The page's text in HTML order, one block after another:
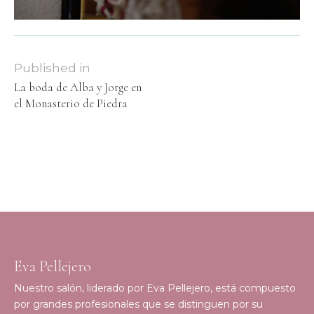
Published in
La boda de Alba y Jorge en
el Monasterio de Piedra
Eva Pellejero
Nuestro salón, liderado por Eva Pellejero, está compuesto
por grandes profesionales que se distinguen por su